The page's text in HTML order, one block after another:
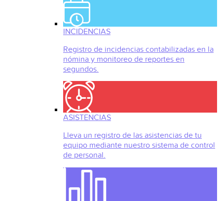
INCIDENCIAS
Registro de incidencias contabilizadas en la
nómina y monitoreo de reportes en
segundos.
ASISTENCIAS
Lleva un registro de las asistencias de tu
equipo mediante nuestro sistema de control
de personal.